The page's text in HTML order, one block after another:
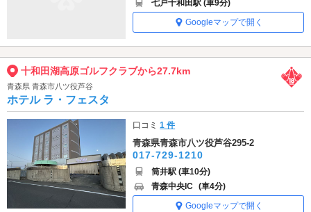
七戸十和田駅 (車9分)
Googleマップで開く
十和田湖高原ゴルフクラブから27.7km
青森県 青森市八ツ役芦谷
ホテル ラ・フェスタ
口コミ1 件
青森県青森市八ツ役芦谷295-2
017-729-1210
筒井駅 (車10分)
青森中央IC (車4分)
Googleマップで開く